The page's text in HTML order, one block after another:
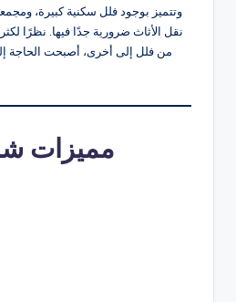
وتتميز بوجود فلل سكنية كبيرة،
نقل الأثاث ضرورية جدًا فيها. نظرًا
من فلل إلى أخرى، أصبحت الحاجة